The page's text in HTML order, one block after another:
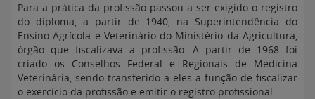
Para a prática da profissão passou a ser exigido o registro
do diploma, a partir de 1940, na Superintendência do
Ensino Agrícola e Veterinário do Ministério da Agricultura,
órgão que fiscalizava a profissão. A partir de 1968 foi
criado os Conselhos Federal e Regionais de Medicina
Veterinária, sendo transferido a eles a função de fiscalizar
o exercício da profissão e emitir o registro profissional.